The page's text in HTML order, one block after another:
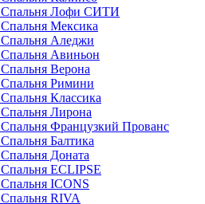
Спальня Лофи СИТИ
Спальня Мексика
Спальня Аледжи
Спальня Авиньон
Спальня Верона
Спальня Римини
Спальня Классика
Спальня Лирона
Спальня Французкий Прованс
Спальня Балтика
Спальня Доната
Спальня ECLIPSE
Спальня ICONS
Спальня RIVA